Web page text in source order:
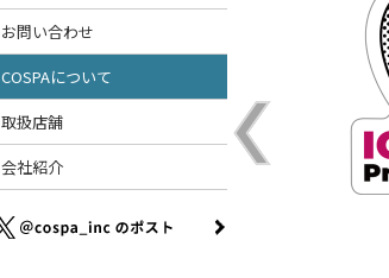
お問い合わせ
COSPAについて
取扱店舗
会社紹介